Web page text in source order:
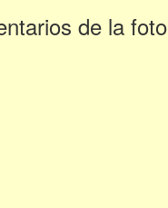
de la foto